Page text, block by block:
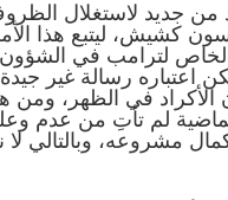
من جديد لاستغلال
كشيش، ليتبع هذا
اعتباره رسالة غير
الأكراد في الظهر، ومن
الماضية لم تأتِ من عدم
مشروعه، وبالتالي